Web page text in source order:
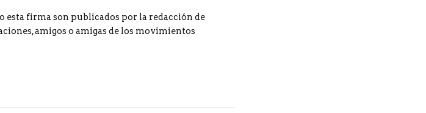
esta firma son publicados por la redacción de
amigos o amigas de los movimientos